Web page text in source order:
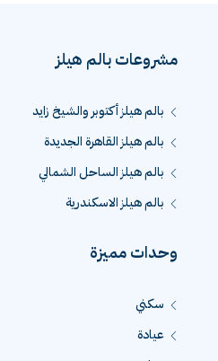
مشروعات بالم هيلز
بالم هيلز أكتوبر والشيخ زايد
بالم هيلز القاهرة الجديدة
بالم هيلز الساحل الشمالي
بالم هيلز الاسكندرية
وحدات مميزة
سكني
عيادة